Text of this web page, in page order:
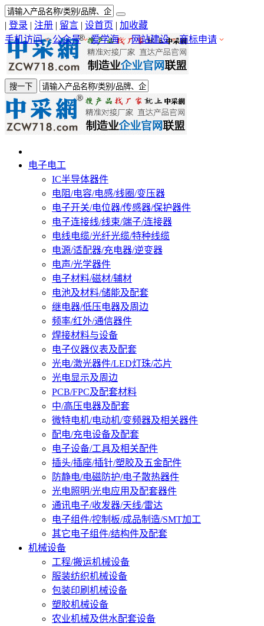
| 登录 | 注册 | 留言 | 设首页 | 加收藏
手机访问
公众号 爱学海 网站建设 商标申请
搜一下
电子电工
IC半导体器件
电阻/电容/电感/线圈/变压器
电子开关/电位器/传感器/保护器件
电子连接线/线束/端子/连接器
电线电缆/光纤光缆/特种线缆
电源/适配器/充电器/逆变器
电声/光学器件
电子材料/磁材/辅材
电池及材料/储能及配套
继电器/低压电器及周边
频率/红外/通信器件
焊接材料与设备
电子仪器仪表及配套
光电/激光器件/LED灯珠/芯片
光电显示及周边
PCB/FPC及配套材料
中/高压电器及配套
微特电机/电动机/变频器及相关器件
配电/充电设备及配套
电子设备/工具及相关配件
插头/插座/插针/塑胶及五金配件
防静电/电磁防护/电子散热器件
光电照明/光电应用及配套器件
通讯电子/收发器/天线/雷达
电子组件/控制板/成品制造/SMT加工
其它电子组件/结构件及配套
机械设备
工程/搬运机械设备
服装纺织机械设备
包装印刷机械设备
塑胶机械设备
农业机械及供水配套设备